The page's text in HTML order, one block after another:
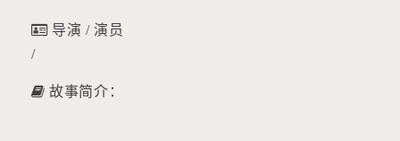
导演 / 演员
/
故事简介：